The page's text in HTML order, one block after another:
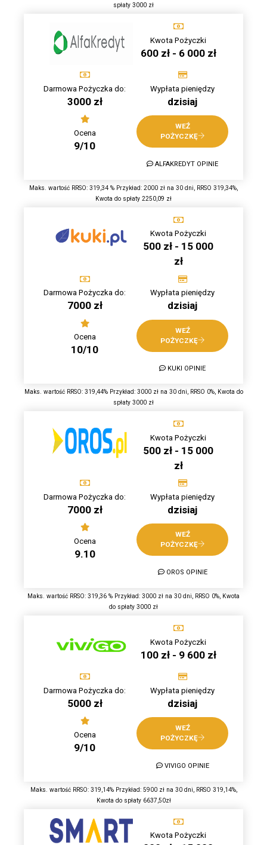
spłaty 3000 zł
Kwota Pożyczki
600 zł - 6 000 zł
Darmowa Pożyczka do:
3000 zł
Wypłata pieniędzy
dzisiaj
Ocena
9/10
WEŹ
POŻYCZKĘ
ALFAKREDYT OPINIE
Maks. wartość RRSO: 319,34 % Przykład: 2000 zł na 30 dni, RRSO 319,34%,
Kwota do spłaty 2250,09 zł
Kwota Pożyczki
500 zł - 15 000
zł
Darmowa Pożyczka do:
7000 zł
Wypłata pieniędzy
dzisiaj
Ocena
10/10
WEŹ
POŻYCZKĘ
KUKI OPINIE
Maks. wartość RRSO: 319,44% Przykład: 3000 zł na 30 dni, RRSO 0%, Kwota do
spłaty 3000 zł
Kwota Pożyczki
500 zł - 15 000
zł
Darmowa Pożyczka do:
7000 zł
Wypłata pieniędzy
dzisiaj
Ocena
9.10
WEŹ
POŻYCZKĘ
OROS OPINIE
Maks. wartość RRSO: 319,36 % Przykład: 3000 zł na 30 dni, RRSO 0%, Kwota
do spłaty 3000 zł
Kwota Pożyczki
100 zł - 9 600 zł
Darmowa Pożyczka do:
5000 zł
Wypłata pieniędzy
dzisiaj
Ocena
9/10
WEŹ
POŻYCZKĘ
VIVIGO OPINIE
Maks. wartość RRSO: 319,14% Przykład: 5900 zł na 30 dni, RRSO 319,14%,
Kwota do spłaty 6637,50zł
Kwota Pożyczki